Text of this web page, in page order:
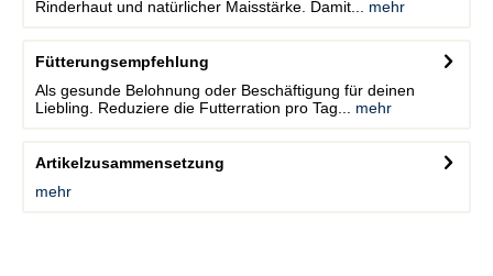
Rinderhaut und natürlicher Maisstärke. Damit...
mehr
Fütterungsempfehlung
Als gesunde Belohnung oder Beschäftigung für deinen
Liebling. Reduziere die Futterration pro Tag...
mehr
Artikelzusammensetzung
mehr